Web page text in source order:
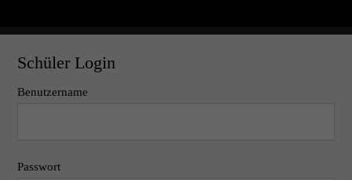
Schüler Login
Benutzername
Passwort